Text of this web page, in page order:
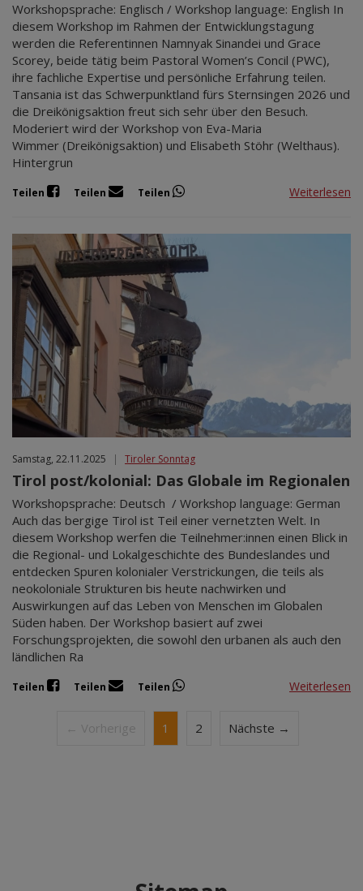
Workshopsprache: Englisch / Workshop language: English In
diesem Workshop im Rahmen der Entwicklungstagung
werden die Referentinnen Namnyak Sinandei und Grace
Scorey, beide tätig beim Pastoral Women’s Concil (PWC),
ihre fachliche Expertise und persönliche Erfahrung teilen.
Tansania ist das Schwerpunktland fürs Sternsingen 2026 und
die Dreikönigsaktion freut sich sehr über den Besuch.
Moderiert wird der Workshop von Eva-Maria
Wimmer (Dreikönigsaktion) und Elisabeth Stöhr (Welthaus).
Hintergrun
Teilen Teilen Teilen Weiterlesen
Samstag, 22.11.2025 | Tiroler Sonntag
Tirol post/kolonial: Das Globale im Regionalen
Workshopsprache: Deutsch / Workshop language: German
Auch das bergige Tirol ist Teil einer vernetzten Welt. In
diesem Workshop werfen die Teilnehmer:innen einen Blick in
die Regional- und Lokalgeschichte des Bundeslandes und
entdecken Spuren kolonialer Verstrickungen, die teils als
neokoloniale Strukturen bis heute nachwirken und
Auswirkungen auf das Leben von Menschen im Globalen
Süden haben. Der Workshop basiert auf zwei
Forschungsprojekten, die sowohl den urbanen als auch den
ländlichen Ra
Teilen Teilen Teilen Weiterlesen
← Vorherige 1 2 Nächste →